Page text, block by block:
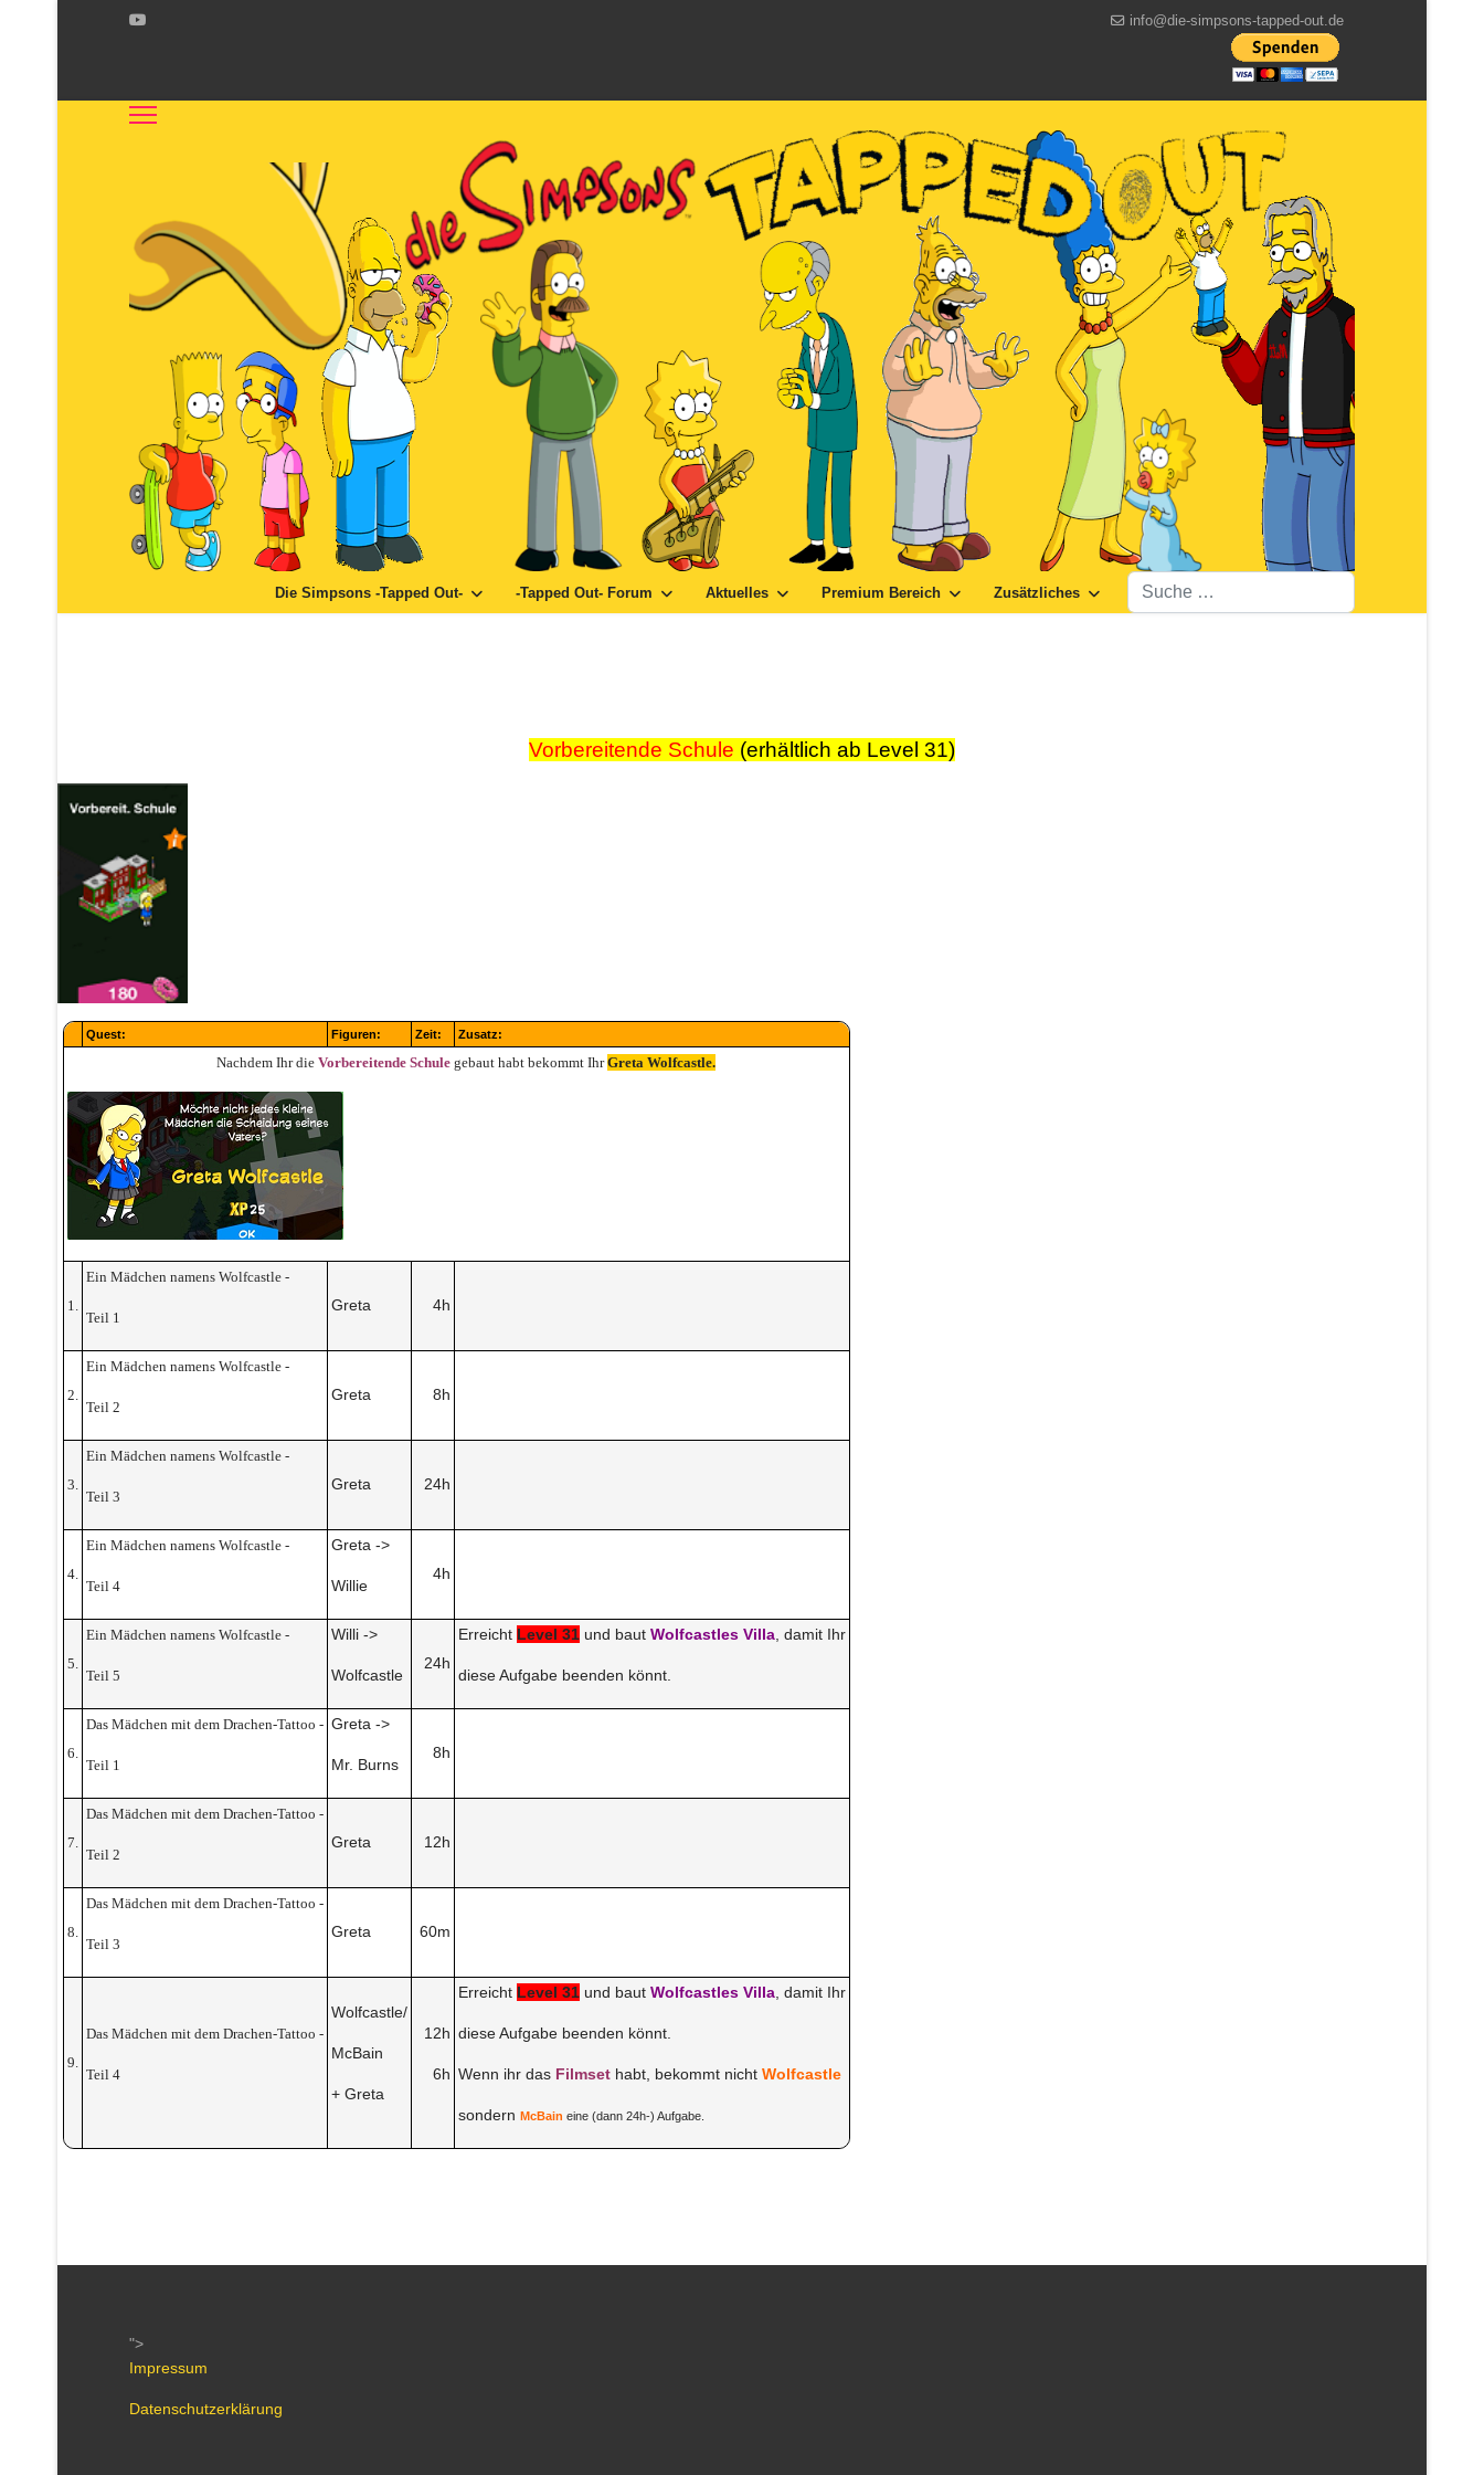
info@die-simpsons-tapped-out.de
Die Simpsons -Tapped Out- -Tapped Out- Forum Aktuelles Premium Bereich Zusätzliches
Suchen
Vorbereitende Schule (erhältlich ab Level 31)
Quest: Figuren: Zeit: Zusatz:
Nachdem Ihr die Vorbereitende Schulegebaut habt bekommt IhrGreta Wolfcastle.
1.
Ein Mädchen namens Wolfcastle -
Teil 1
Greta 4h
2.
Ein Mädchen namens Wolfcastle -
Teil 2
Greta 8h
3.
Ein Mädchen namens Wolfcastle -
Teil 3
Greta 24h
4.
Ein Mädchen namens Wolfcastle -
Teil 4
Greta ->
Willie
4h
5.
Ein Mädchen namens Wolfcastle -
Teil 5
Willi ->
Wolfcastle
24h
Erreicht Level 31 und baut Wolfcastles Villa , damit Ihr
diese Aufgabe beenden könnt.
6.
Das Mädchen mit dem Drachen-Tattoo -
Teil 1
Greta ->
Mr. Burns
8h
7.
Das Mädchen mit dem Drachen-Tattoo -
Teil 2
Greta 12h
8.
Das Mädchen mit dem Drachen-Tattoo -
Teil 3
Greta 60m
9.
Das Mädchen mit dem Drachen-Tattoo -
Teil 4
Wolfcastle/
McBain
+ Greta
12h
6h
Erreicht Level 31 und baut Wolfcastles Villa , damit Ihr
diese Aufgabe beenden könnt.
Wenn ihr das Filmset habt, bekommt nicht Wolfcastle
sondern McBain eine (dann 24h-) Aufgabe.
">
Impressum
Datenschutzerklärung